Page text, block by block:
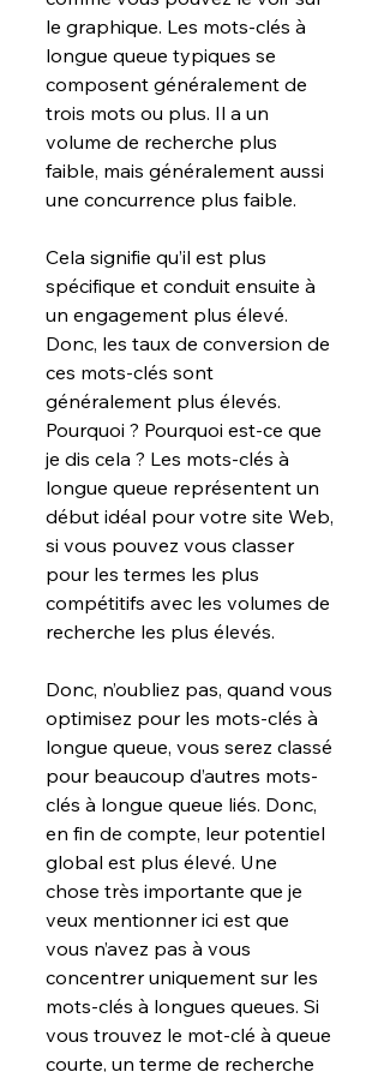
le graphique. Les mots-clés à
longue queue typiques se
composent généralement de
trois mots ou plus. Il a un
volume de recherche plus
faible, mais généralement aussi
une concurrence plus faible.
Cela signifie qu’il est plus
spécifique et conduit ensuite à
un engagement plus élevé.
Donc, les taux de conversion de
ces mots-clés sont
généralement plus élevés.
Pourquoi ? Pourquoi est-ce que
je dis cela ? Les mots-clés à
longue queue représentent un
début idéal pour votre site Web,
si vous pouvez vous classer
pour les termes les plus
compétitifs avec les volumes de
recherche les plus élevés.
Donc, n’oubliez pas, quand vous
optimisez pour les mots-clés à
longue queue, vous serez classé
pour beaucoup d’autres mots-
clés à longue queue liés. Donc,
en fin de compte, leur potentiel
global est plus élevé. Une
chose très importante que je
veux mentionner ici est que
vous n’avez pas à vous
concentrer uniquement sur les
mots-clés à longues queues. Si
vous trouvez le mot-clé à queue
courte, un terme de recherche